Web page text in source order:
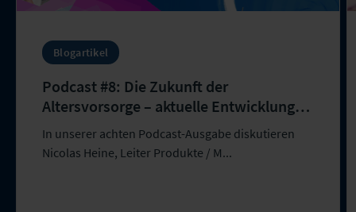
Blogartikel
Podcast #8: Die Zukunft der
Altersvorsorge – aktuelle Entwicklungen
und Herausforderungen
In unserer achten Podcast-Ausgabe diskutieren
Nicolas Heine, Leiter Produkte / M...